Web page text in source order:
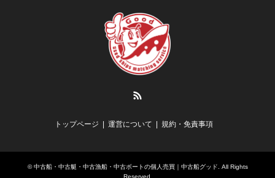
トップページ 運営について 規約・免責事項
©中古船・中古艇・中古漁船・中古ボートの個人売買｜中古船グッド . All Rights
Reserved.